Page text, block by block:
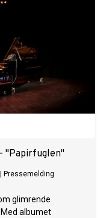
"Papirfuglen"
Pressemelding
glimrende
albumet